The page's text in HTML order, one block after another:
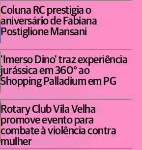
Coluna RC prestigia o
aniversário de Fabiana
Postiglione Mansani
'Imerso Dino' traz experiência
jurássica em 360° ao
Shopping Palladium em PG
Rotary Club Vila Velha
promove evento para
combate à violência contra
mulher